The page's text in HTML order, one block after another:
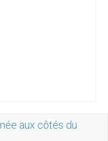
aux côtés du